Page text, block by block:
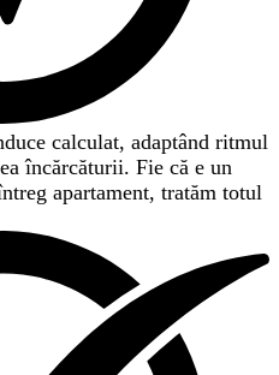
calculat, adaptând ritmul
încărcăturii. Fie că e un
apartament, tratăm totul